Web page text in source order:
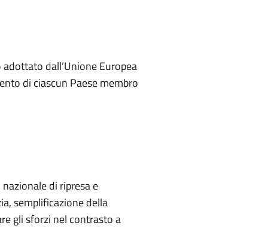
dall’Unione Europea
di ciascun Paese membro
nazionale di ripresa e
semplificazione della
gli sforzi nel contrasto a